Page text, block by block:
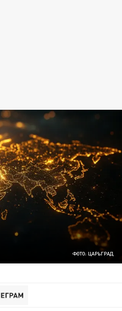
ФОТО: ЦАРЬГРАД